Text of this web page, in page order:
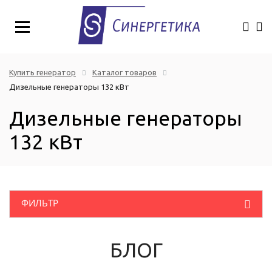
Купить генератор
Каталог товаров
Дизельные генераторы 132 кВт
Дизельные генераторы
132 кВт
ФИЛЬТР
Однофазные промышленные генераторы
БЛОГ